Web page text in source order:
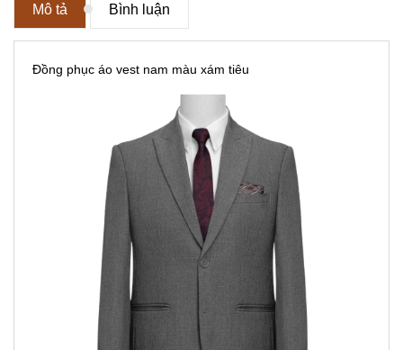
Mô tả Bình luận
Đồng phục áo vest nam màu xám tiêu